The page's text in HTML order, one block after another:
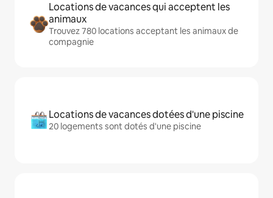
Locations de vacances qui acceptent les
animaux
Trouvez 780 locations acceptant les animaux de
compagnie
Locations de vacances dotées d'une piscine
20 logements sont dotés d'une piscine